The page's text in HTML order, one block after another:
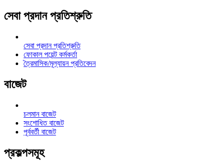
সেবা প্রদান প্রতিশ্রুতি
সেবা প্রদান প্রতিশ্রুতি
ফোকাল পয়েন্ট কর্মকর্তা
ত্রৈমাসিক/মূল্যায়ন প্রতিবেদন
বাজেট
চলমান বাজেট
সংশোধিত বাজেট
পূর্ববর্তী বাজেট
প্রকল্পসমূহ